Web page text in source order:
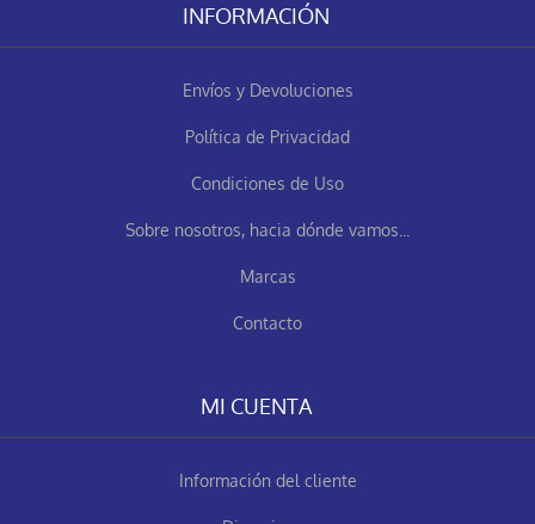
INFORMACIÓN
Envíos y Devoluciones
Política de Privacidad
Condiciones de Uso
Sobre nosotros, hacia dónde vamos...
Marcas
Contacto
MI CUENTA
Información del cliente